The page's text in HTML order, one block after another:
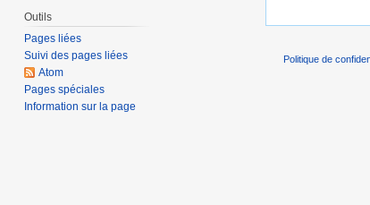
Outils
Pages liées
Suivi des pages liées
Atom
Pages spéciales
Information sur la page
Politique de